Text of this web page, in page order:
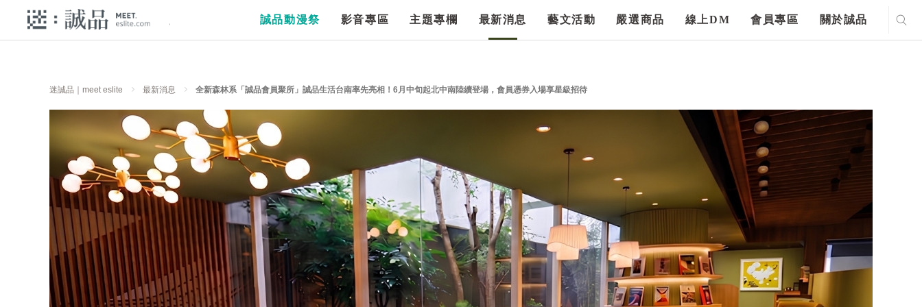
誠品動漫祭 影音專區 主題專欄 最新消息 藝文活動 嚴選商品 線上DM 會員專區 關於誠品
迷誠品｜meet eslite 最新消息 全新森林系「誠品會員聚所」誠品生活台南率先亮相！6月中旬起北中南陸續登場，會員憑券入場享星級招待